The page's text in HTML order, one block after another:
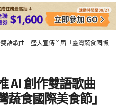
雙語歌曲 盛大宣傳首屆「臺灣蔬食國際美
AI 創作雙語歌曲
蔬食國際美食節」